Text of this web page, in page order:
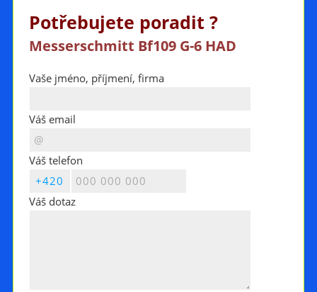
Potřebujete poradit ?
Messerschmitt Bf109 G-6 HAD
Vaše jméno, příjmení, firma
Váš email
Váš telefon
Váš dotaz